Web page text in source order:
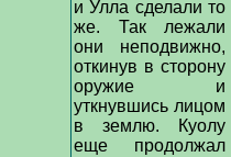
и Улла сделали то
же. Так лежали
они неподвижно,
откинув в сторону
оружие и
уткнувшись лицом
в землю. Куолу
еще продолжал